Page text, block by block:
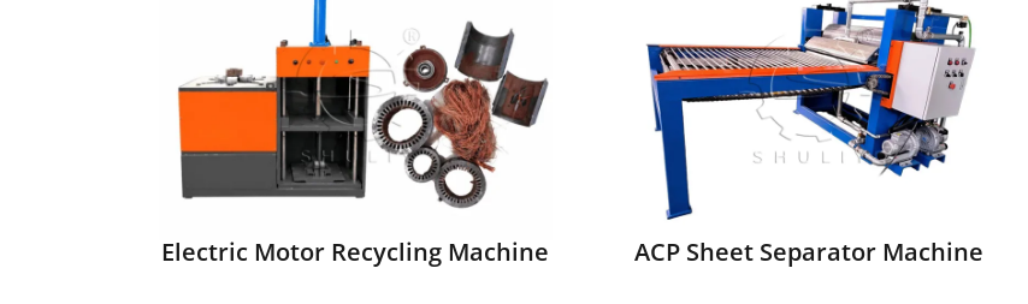
Electric Motor Recycling Machine ACP Sheet Separator Machine